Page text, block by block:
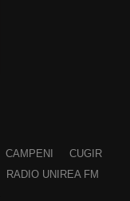
CAMPENI
CUGIR
RADIO UNIREA FM